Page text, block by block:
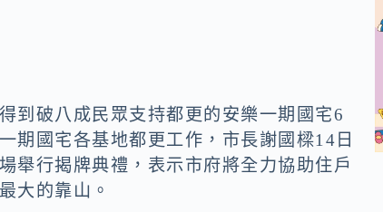
到破八成民眾支持都更的安樂一期國宅6
期國宅各基地都更工作，市長謝國樑14日
舉行揭牌典禮，表示市府將全力協助住戶
大的靠山。